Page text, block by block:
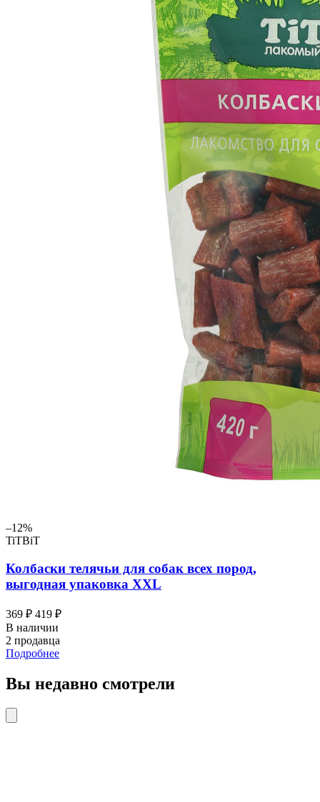
–12%
TiTBiT
Колбаски телячьи для собак всех пород,
выгодная упаковка XXL
369 ₽ 419 ₽
В наличии
2 продавца
Подробнее
Вы недавно смотрели